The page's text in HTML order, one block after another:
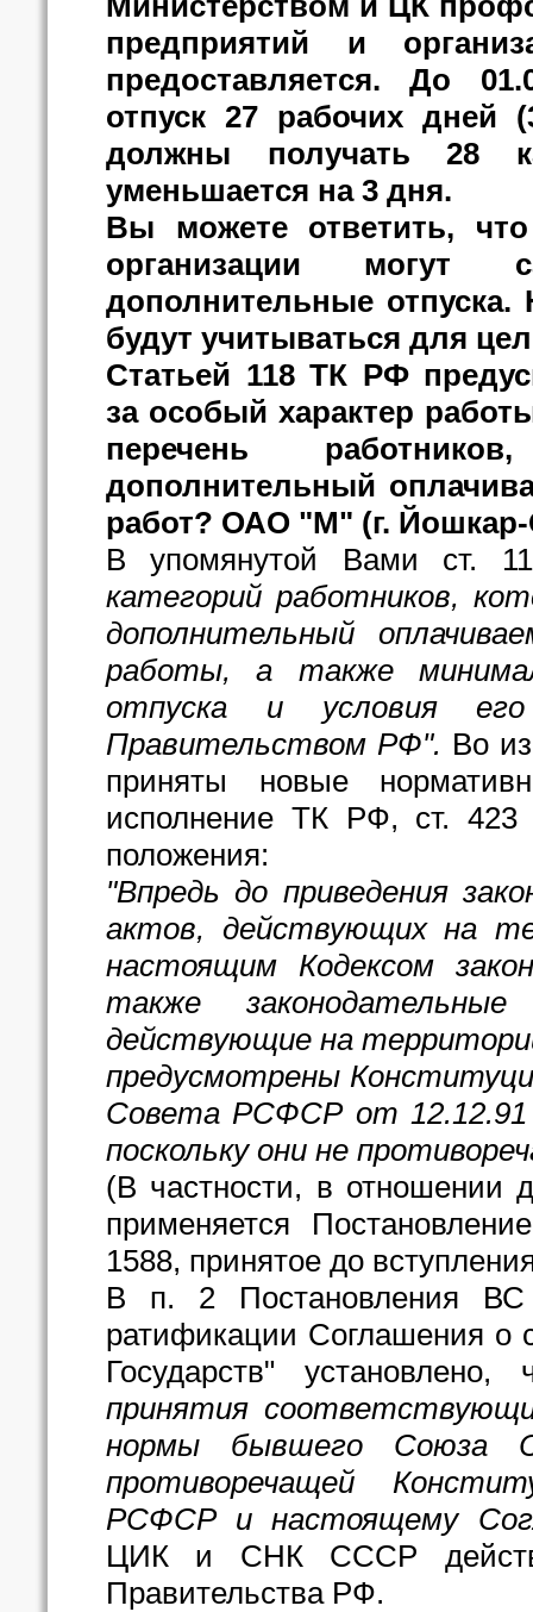
предприятий и
предоставляется. До
отпуск 27 рабочих дней
должны получать 28
уменьшается на 3 дня.
Вы можете ответить,
организации могут
дополнительные
будут учитываться для
Статьей 118 ТК РФ
за особый характер
перечень
дополнительный
работ? ОАО "М" (г.
В упомянутой Вами ст.
категорий работников,
дополнительный
работы, а также
отпуска и условия его
Правительством РФ". Во
приняты новые
исполнение ТК РФ, ст.
положения:
"Впредь до приведения
актов, действующих на
настоящим Кодексом
также
действующие на
предусмотрены
Совета РСФСР от 12.12.91
поскольку они не
(В частности, в отношении
применяется
1588, принятое до
В п. 2 Постановления
ратификации Соглашения о
Государств"
принятия
нормы бывшего Союза
противоречащей
РСФСР и настоящему
ЦИК и СНК СССР
Правительства РФ.